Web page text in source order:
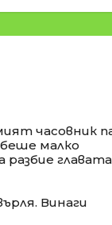
часовник
малко
Винаги